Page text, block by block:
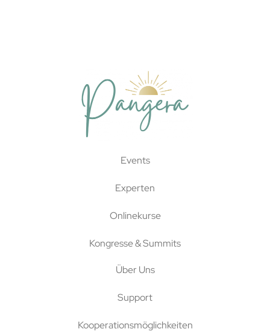
Events
Experten
Onlinekurse
Kongresse & Summits
Über Uns
Support
Kooperationsmöglichkeiten